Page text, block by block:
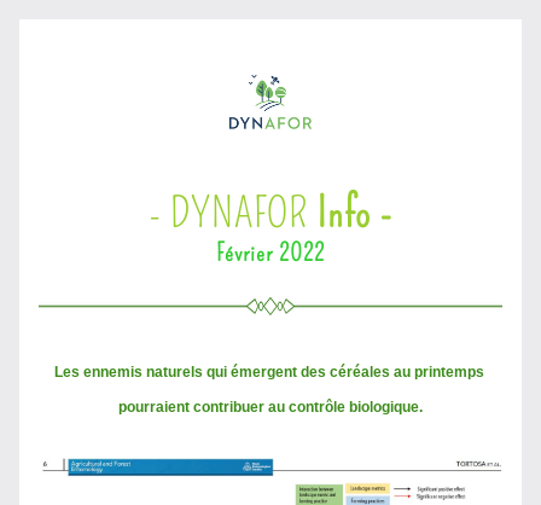
- DYNAFOR Info -
Février 2022
Les ennemis naturels qui émergent des céréales au printemps
pourraient contribuer au contrôle biologique.